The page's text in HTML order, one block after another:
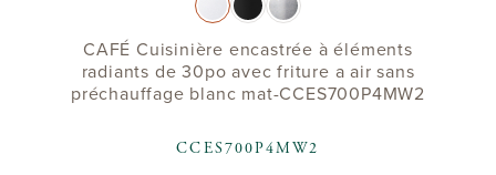
CAFÉ Cuisinière encastrée à éléments
radiants de 30po avec friture a air sans
préchauffage blanc mat-CCES700P4MW2
CCES700P4MW2